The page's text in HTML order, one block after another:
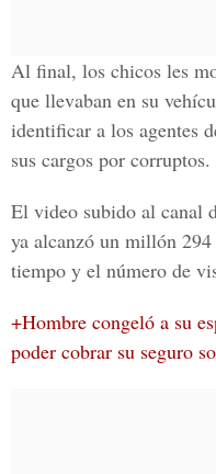
Al final, los chicos les
que llevaban en su
identificar a los agentes
sus cargos por corruptos.
El video subido al canal
ya alcanzó un millón
tiempo y el número de
+Hombre congeló a su
poder cobrar su seguro